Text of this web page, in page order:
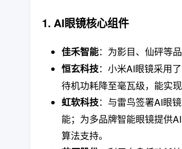
1. AI眼镜核心组件
佳禾智能：为影目、仙砰等
恒玄科技：小米AI眼镜采用
待机功耗降至毫瓦级，能实
虹软科技：与雷鸟签署AI眼
能；为多品牌智能眼镜提供
算法支持。